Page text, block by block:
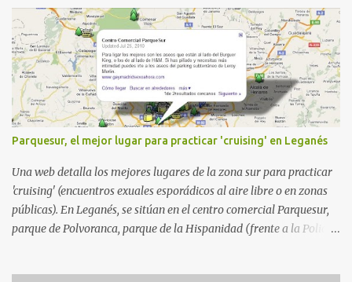
Parquesur, el mejor lugar para practicar 'cruising' en Leganés
Una web detalla los mejores lugares de la zona sur para practicar
'cruising' (encuentros exuales esporádicos al aire libre o en zonas
públicas). En Leganés, se sitúan en el centro comercial Parquesur,
parque de Polvoranca, parque de la Hispanidad (frente a la Policía